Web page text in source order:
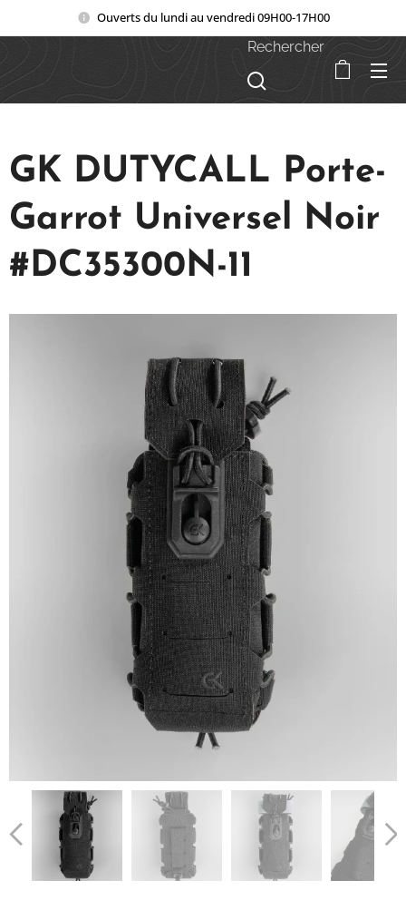
Ouverts du lundi au vendredi 09H00-17H00
Rechercher
GK DUTYCALL Porte-
Garrot Universel Noir
#DC35300N-11